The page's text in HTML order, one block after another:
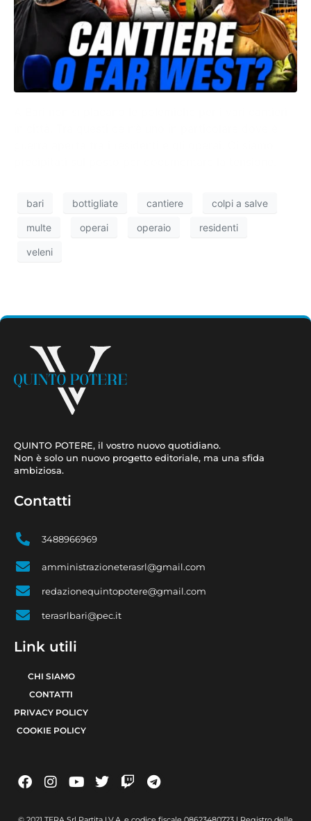
bari bottigliate cantiere colpi a salve
multe operai operaio residenti
veleni
QUINTO POTERE, il vostro nuovo quotidiano.
Non è solo un nuovo progetto editoriale, ma una sfida
ambiziosa.
Contatti
3488966969
amministrazioneterasrl@gmail.com
redazionequintopotere@gmail.com
terasrlbari@pec.it
Link utili
CHI SIAMO
CONTATTI
PRIVACY POLICY
COOKIE POLICY